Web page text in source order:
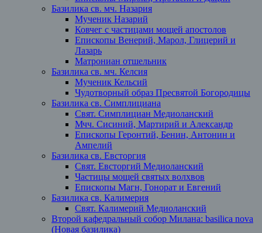
Базилика св. мч. Назария
Мученик Назарий
Ковчег с частицами мощей апостолов
Епископы Венерий, Марол, Глицерий и
Лазарь
Матрониан отшельник
Базилика св. мч. Келсия
Мученик Кельсий
Чудотворный образ Пресвятой Богородицы
Базилика св. Симплициана
Свят. Симплициан Медиоланский
Мчч. Сисиний, Мартирий и Александр
Епископы Геронтий, Бенин, Антонин и
Ампелий
Базилика св. Евсторгия
Свят. Евсторгий Медиоланский
Частицы мощей святых волхвов
Епископы Магн, Гонорат и Евгений
Базилика св. Калимерия
Свят. Калимерий Медиоланский
Второй кафедральный собор Милана: basilica nova
(Новая базилика)